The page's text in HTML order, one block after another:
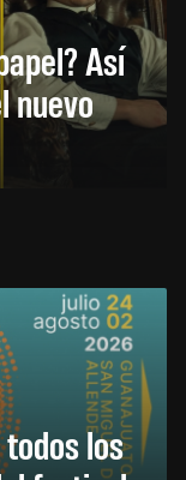
Así
nuevo
los